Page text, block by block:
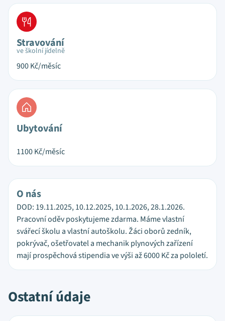
Stravování
ve školní jídelně
900Kč/měsíc
Ubytování
1100Kč/měsíc
O nás
DOD: 19.11.2025, 10.12.2025, 10.1.2026, 28.1.2026.
Pracovní oděv poskytujeme zdarma. Máme vlastní
svářecí školu a vlastní autoškolu. Žáci oborů zedník,
pokrývač, ošetřovatel a mechanik plynových zařízení
mají prospěchová stipendia ve výši až 6000 Kč za pololetí.
Ostatní údaje